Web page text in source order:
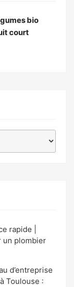
bio
court
rapide |
un plombier
d’entreprise
Toulouse :